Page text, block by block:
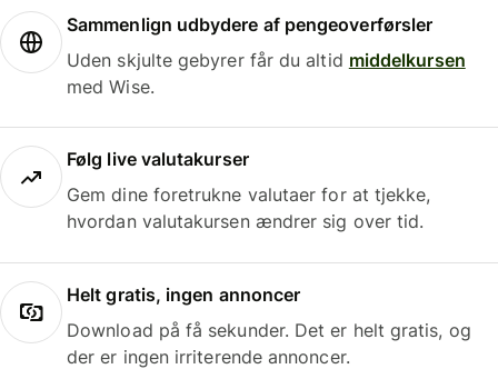
Sammenlign udbydere af pengeoverførsler
Uden skjulte gebyrer får du altid middelkursen
med Wise.
Følg live valutakurser
Gem dine foretrukne valutaer for at tjekke,
hvordan valutakursen ændrer sig over tid.
Helt gratis, ingen annoncer
Download på få sekunder. Det er helt gratis, og
der er ingen irriterende annoncer.